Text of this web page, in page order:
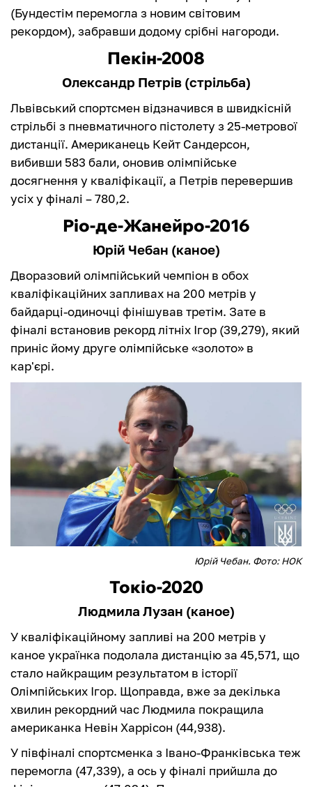
(Бундестім перемогла з новим світовим
рекордом), забравши додому срібні нагороди.
Пекін-2008
Олександр Петрів (стрільба)
Львівський спортсмен відзначився в швидкісній
стрільбі з пневматичного пістолету з 25-метрової
дистанції. Американець Кейт Сандерсон,
вибивши 583 бали, оновив олімпійське
досягнення у кваліфікації, а Петрів перевершив
усіх у фіналі – 780,2.
Ріо-де-Жанейро-2016
Юрій Чебан (каное)
Дворазовий олімпійський чемпіон в обох
кваліфікаційних запливах на 200 метрів у
байдарці-одиночці фінішував третім. Зате в
фіналі встановив рекорд літніх Ігор (39,279), який
приніс йому друге олімпійське «золото» в
кар'єрі.
Юрій Чебан. Фото: НОК
Токіо-2020
Людмила Лузан (каное)
У кваліфікаційному запливі на 200 метрів у
каное українка подолала дистанцію за 45,571, що
стало найкращим результатом в історії
Олімпійських Ігор. Щоправда, вже за декілька
хвилин рекордний час Людмила покращила
американка Невін Харрісон (44,938).
У півфіналі спортсменка з Івано-Франківська теж
перемогла (47,339), а ось у фіналі прийшла до